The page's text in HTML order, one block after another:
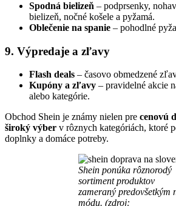
Spodná bielizeň – podprsenky,
bielizeň, nočné košele a pyžamá.
Oblečenie na spanie – pohodlné
9. Výpredaje a zľavy
Flash deals – časovo obmedzené
Kupóny a zľavy – pravidelné akcie
alebo kategórie.
Obchod Shein je známy nielen pre cenovú
široký výber v rôznych kategóriách, ktoré
doplnky a domáce potreby.
Shein ponúka rôznorodý
sortiment produktov
zameraný predovšetkým
módu. (zdroj: